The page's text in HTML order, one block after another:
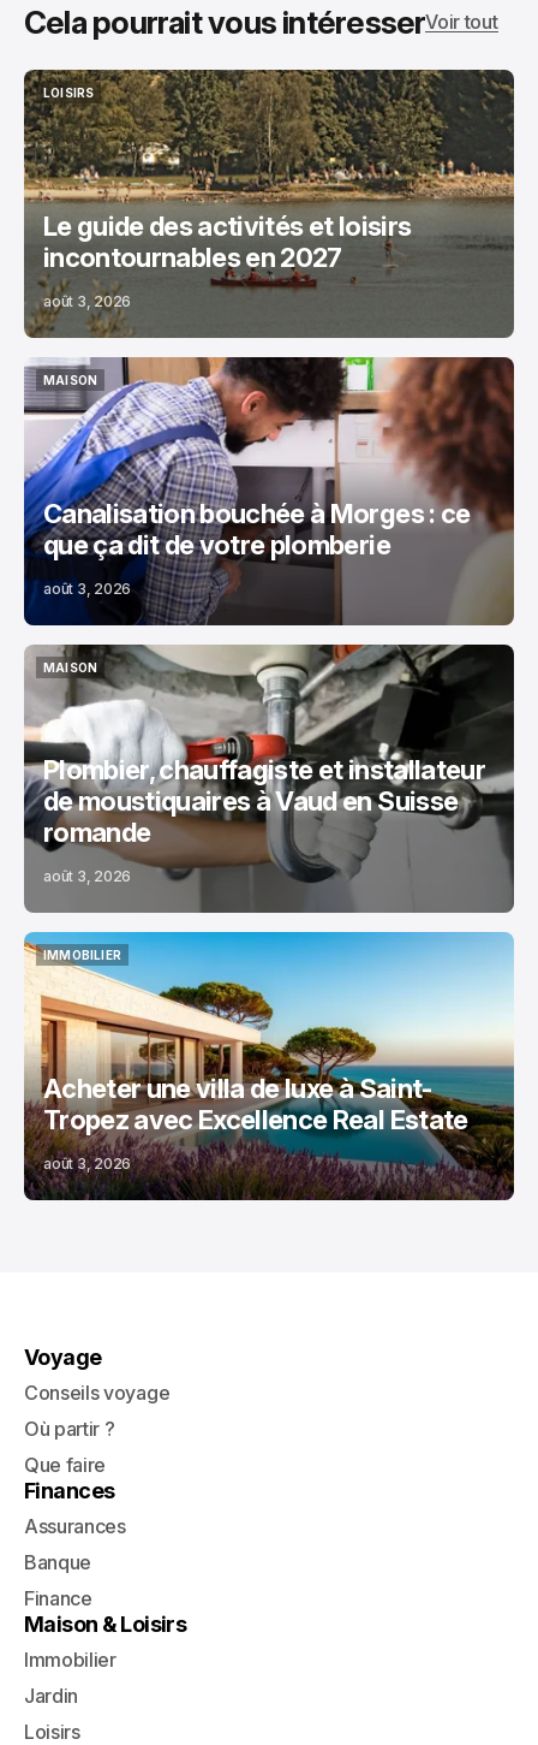
Cela pourrait vous intéresserVoir tout
LOISIRS
LOISIRS
Le guide des activités et loisirs
incontournables en 2027
août 3, 2026
MAISON
MAISON
Canalisation bouchée à Morges : ce
que ça dit de votre plomberie
août 3, 2026
MAISON
MAISON
Plombier, chauffagiste et installateur
de moustiquaires à Vaud en Suisse
romande
août 3, 2026
IMMOBILIER
IMMOBILIER
Acheter une villa de luxe à Saint-
Tropez avec Excellence Real Estate
août 3, 2026
Voyage
Conseils voyage
Où partir ?
Que faire
Finances
Assurances
Banque
Finance
Maison & Loisirs
Immobilier
Jardin
Loisirs